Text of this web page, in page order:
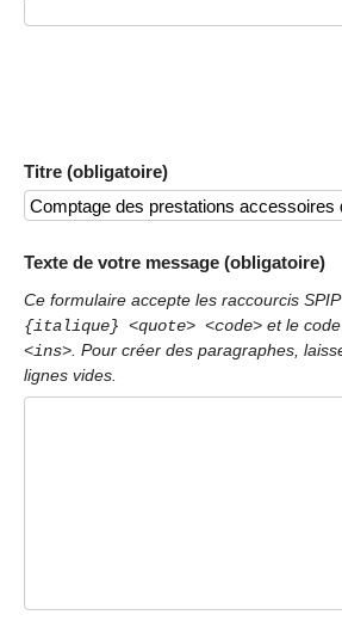
Titre (obligatoire)
Texte de votre message (obligatoire)
Ce formulaire accepte les raccourcis SPIP
{italique} <quote> <code> et le
<ins> . Pour créer des paragraphes,
lignes vides.